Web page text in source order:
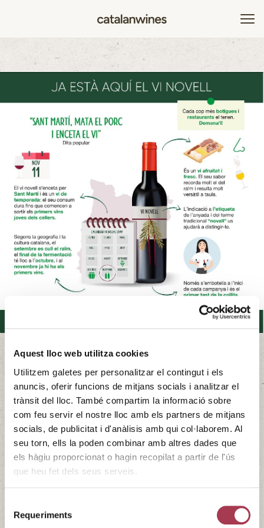
Aquest lloc web utilitza cookies
Utilitzem galetes per personalitzar el contingut i els
anuncis, oferir funcions de mitjans socials i analitzar el
trànsit del lloc. També compartim la informació sobre
com feu servir el nostre lloc amb els partners de mitjans
socials, de publicitat i d'anàlisis amb qui col·laborem. Al
seu torn, ells la poden combinar amb altres dades que
els hàgiu proporcionat o hagin recopilat a partir de l'ús
que heu fet dels seus serveis.
Requeriments
Festa del Vi Novell
La Festa del Vi Novell torna als jardins del Palau Robert de
Barcelona el dissabte 9 de desembre. Una jornada per
degustar i comprar tots els vins novells catalans d’aquest
any 2023 i alguns vins novells de Mallorca que hi vindran
com a convidats. Per acompanyar els vins, hi trobareu
formatges i embotits artesans i …